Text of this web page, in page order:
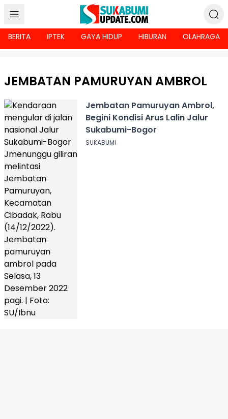
BERITA IPTEK GAYA HIDUP HIBURAN OLAHRAGA
JEMBATAN PAMURUYAN AMBROL
Jembatan Pamuruyan Ambrol,
Begini Kondisi Arus Lalin Jalur
Sukabumi-Bogor
SUKABUMI